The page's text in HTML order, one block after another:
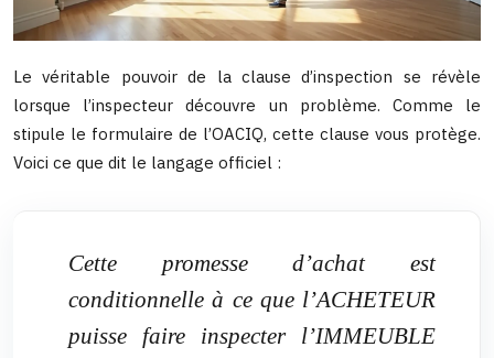
Le véritable pouvoir de la clause d’inspection se révèle
lorsque l’inspecteur découvre un problème. Comme le
stipule le formulaire de l’OACIQ, cette clause vous protège.
Voici ce que dit le langage officiel :
Cette promesse d’achat est
conditionnelle à ce que l’ACHETEUR
puisse faire inspecter l’IMMEUBLE